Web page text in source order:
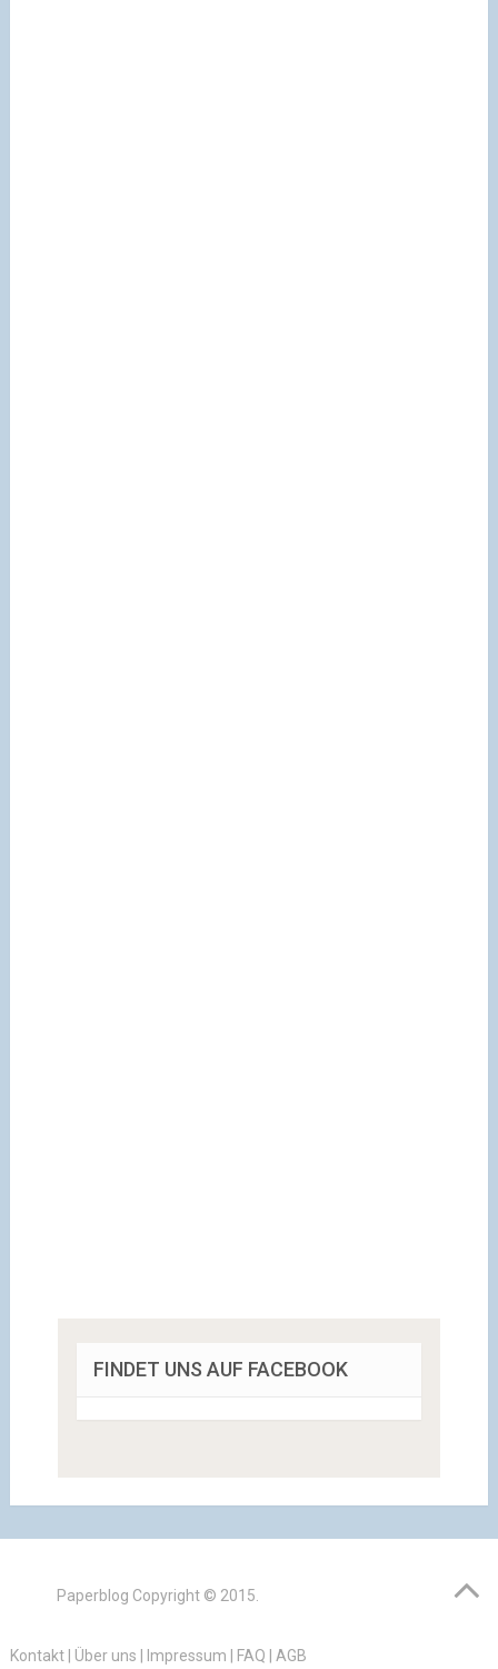
FINDET UNS AUF FACEBOOK
Paperblog Copyright © 2015.
Kontakt| Über uns Impressum FAQ AGB